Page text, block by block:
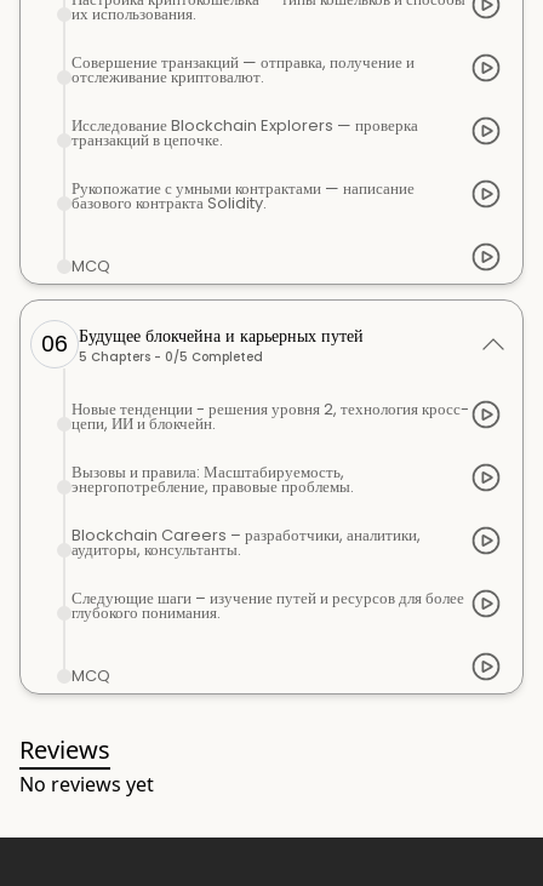
их использования.
Совершение транзакций — отправка, получение и
отслеживание криптовалют.
Исследование Blockchain Explorers — проверка
транзакций в цепочке.
Рукопожатие с умными контрактами — написание
базового контракта Solidity.
MCQ
06 Будущее блокчейна и карьерных путей
5 Chapters - 0/5 Completed
Новые тенденции - решения уровня 2, технология кросс-
цепи, ИИ и блокчейн.
Вызовы и правила: Масштабируемость,
энергопотребление, правовые проблемы.
Blockchain Careers – разработчики, аналитики,
аудиторы, консультанты.
Следующие шаги – изучение путей и ресурсов для более
глубокого понимания.
MCQ
Reviews
No reviews yet